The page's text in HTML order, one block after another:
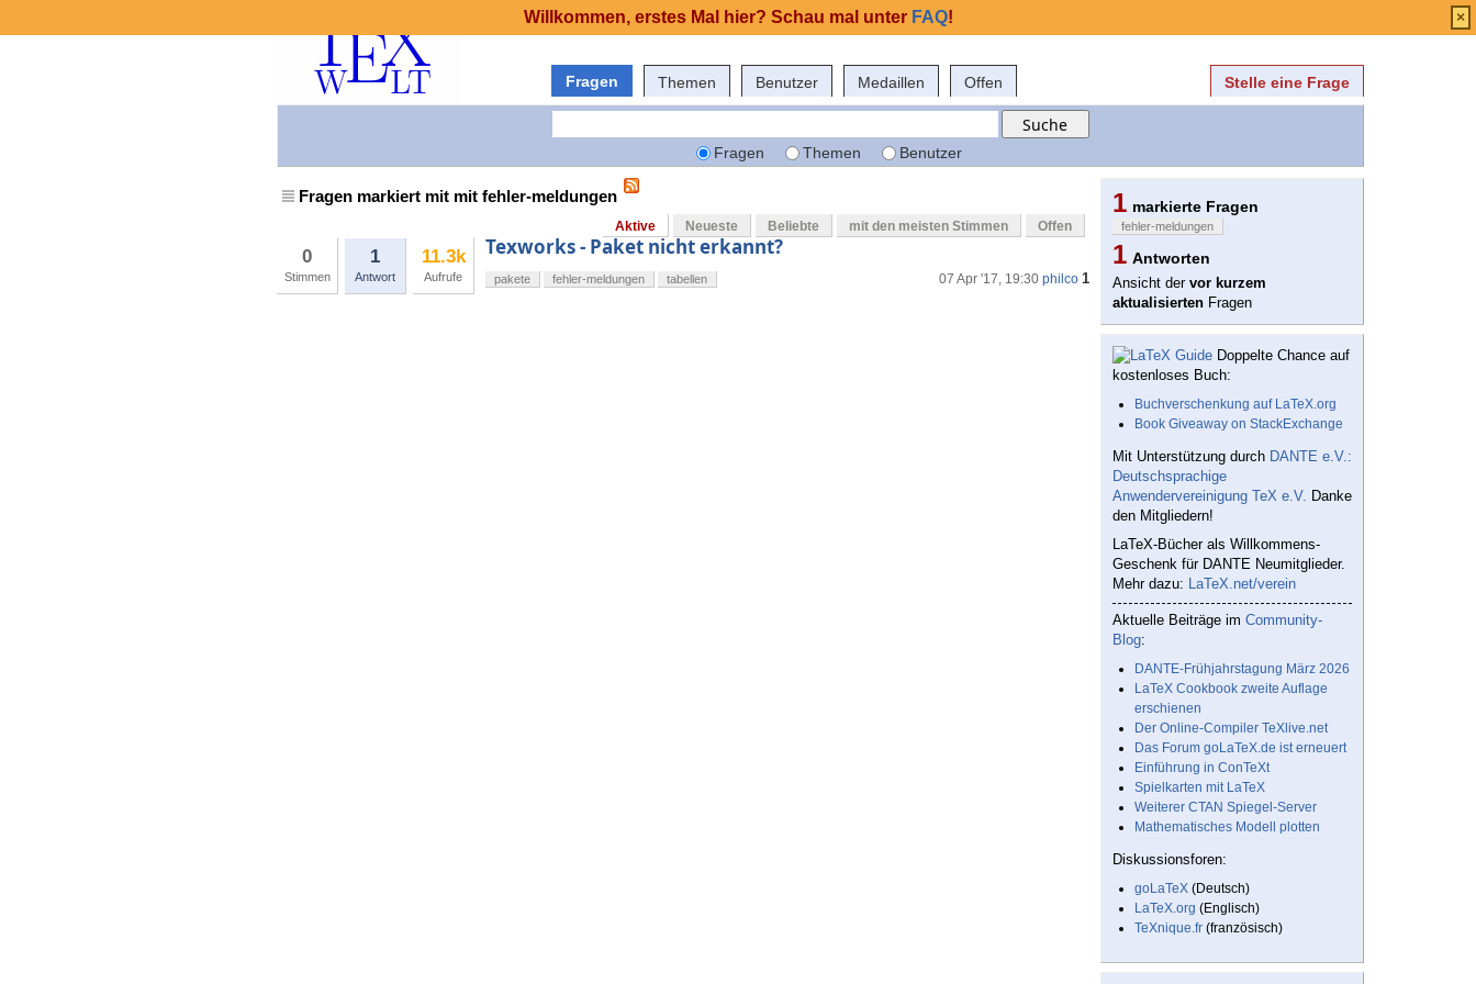
Fragen Themen Benutzer Medaillen Offen Stelle eine Frage
Fragen Themen Benutzer
Fragen markiert mit mit fehler-meldungen
Aktive Neueste Beliebte mit den meisten Stimmen Offen
0
Stimmen
1
Antwort
11.3k
Aufrufe
Texworks - Paket nicht erkannt?
07 Apr '17, 19:30 philco 1
pakete fehler-meldungen tabellen
1 markierte Fragen
fehler-meldungen
1 Antworten
Ansicht der vor kurzem
aktualisierten Fragen
Doppelte Chance auf
kostenloses Buch:
Buchverschenkung auf LaTeX.org
Book Giveaway on StackExchange
Mit Unterstützung durch DANTE e.V.:
Deutschsprachige
Anwendervereinigung TeX e.V. Danke
den Mitgliedern!
LaTeX-Bücher als Willkommens-
Geschenk für DANTE Neumitglieder.
Mehr dazu: LaTeX.net/verein
Aktuelle Beiträge im Community-
Blog:
DANTE-Frühjahrstagung März 2026
LaTeX Cookbook zweite Auflage
erschienen
Der Online-Compiler TeXlive.net
Das Forum goLaTeX.de ist erneuert
Einführung in ConTeXt
Spielkarten mit LaTeX
Weiterer CTAN Spiegel-Server
Mathematisches Modell plotten
Diskussionsforen:
goLaTeX (Deutsch)
LaTeX.org (Englisch)
TeXnique.fr (französisch)
Willkommen, erstes Mal hier? Schau mal unter FAQ! ×